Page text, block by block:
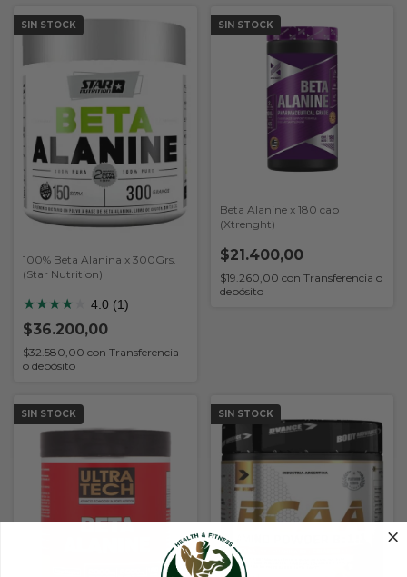
SIN STOCK
100% Beta Alanina x 300Grs.
(Star Nutrition)
★★★★ 4.0 (1)
$36.200,00
$32.580,00 con Transferencia
o depósito
SIN STOCK
Beta Alanine x 180 cap
(Xtrenght)
$21.400,00
$19.260,00 con Transferencia o
depósito
SIN STOCK SIN STOCK